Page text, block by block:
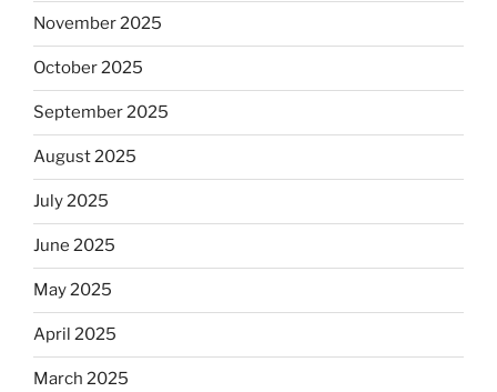
November 2025
October 2025
September 2025
August 2025
July 2025
June 2025
May 2025
April 2025
March 2025